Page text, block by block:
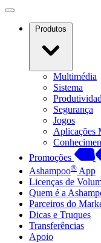
Produtos
Multimédia
Sistema
Segurança
Jogos
Aplicações
Promoções
Ashampoo® App
Licenças de
Quem é a
Parceiros do
Dicas e Truques
Transferências
Apoio